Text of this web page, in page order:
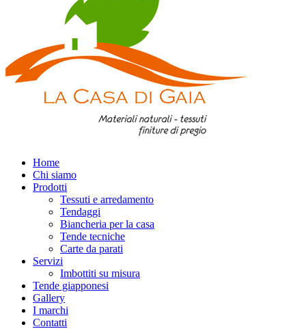
Home
Chi siamo
Prodotti
Tessuti e arredamento
Tendaggi
Biancheria per la casa
Tende tecniche
Carte da parati
Servizi
Imbottiti su misura
Tende giapponesi
Gallery
I marchi
Contatti